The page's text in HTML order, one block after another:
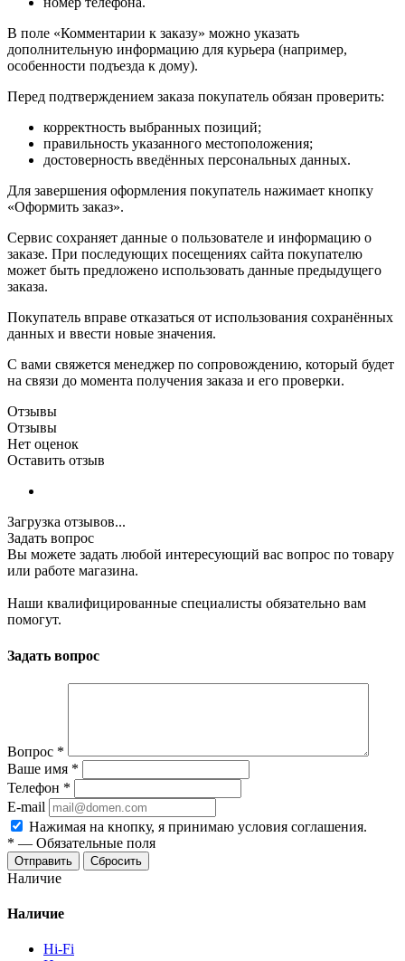
В поле «Комментарии к заказу» можно указать
дополнительную информацию для курьера (например,
особенности подъезда к дому).
Перед подтверждением заказа покупатель обязан проверить:
корректность выбранных позиций;
правильность указанного местоположения;
достоверность введённых персональных данных.
Для завершения оформления покупатель нажимает кнопку
«Оформить заказ».
Сервис сохраняет данные о пользователе и информацию о
заказе. При последующих посещениях сайта покупателю
может быть предложено использовать данные предыдущего
заказа.
Покупатель вправе отказаться от использования сохранённых
данных и ввести новые значения.
С вами свяжется менеджер по сопровождению, который будет
на связи до момента получения заказа и его проверки.
Отзывы
Отзывы
Нет оценок
Оставить отзыв
Загрузка отзывов...
Задать вопрос
Вы можете задать любой интересующий вас вопрос по товару
или работе магазина.
Наши квалифицированные специалисты обязательно вам
помогут.
Задать вопрос
Вопрос *
Ваше имя *
Телефон *
E-mail
Нажимая на кнопку, я принимаю условия соглашения.
* — Обязательные поля
Отправить Сбросить
Наличие
Наличие
Hi-Fi